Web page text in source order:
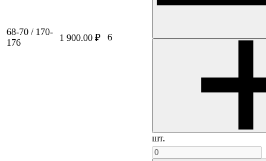
68-70 / 170-
176
1 900.00 ₽ 6
шт.